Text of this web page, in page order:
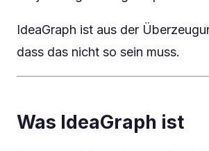
IdeaGraph ist aus der
dass das nicht so sein muss.
Was IdeaGraph ist